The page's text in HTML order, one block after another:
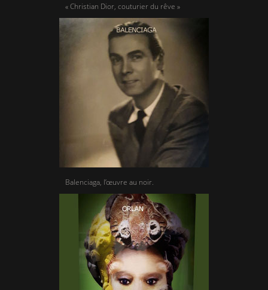
« Christian Dior, couturier du rêve »
Balenciaga, l’œuvre au noir.